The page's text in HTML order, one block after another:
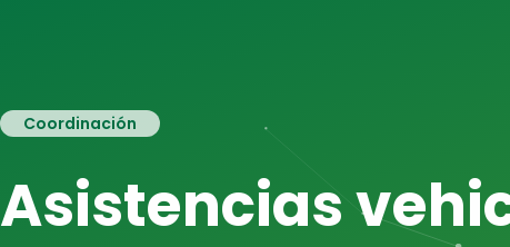
Coordinación
Asistencias